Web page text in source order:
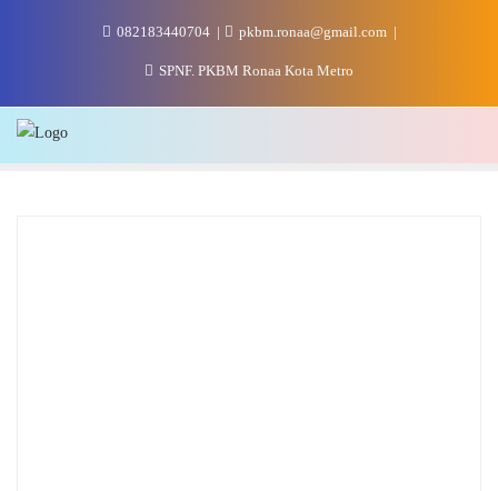
082183440704 pkbm.ronaa@gmail.com
SPNF. PKBM Ronaa Kota Metro